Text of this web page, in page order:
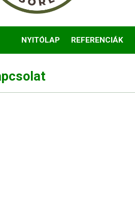
NYITÓLAP REFERENCIÁK